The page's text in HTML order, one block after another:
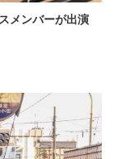
メンバーが出演